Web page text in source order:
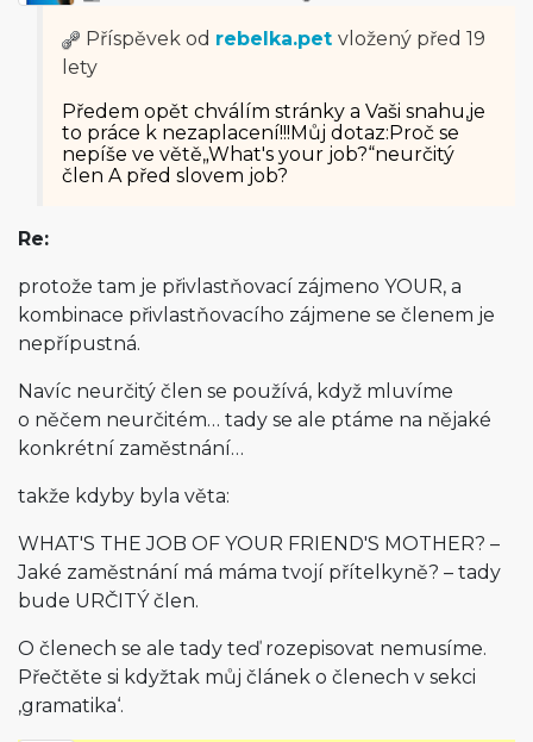
Příspěvek od rebelka.pet vložený před 19
lety
Předem opět chválím stránky a Vaši snahu,je
to práce k nezaplacení!!!Můj dotaz:Proč se
nepíše ve větě„What's your job?“neurčitý
člen A před slovem job?
Re:
protože tam je přivlastňovací zájmeno YOUR, a
kombinace přivlastňovacího zájmene se členem je
nepřípustná.
Navíc neurčitý člen se používá, když mluvíme
o něčem neurčitém… tady se ale ptáme na nějaké
konkrétní zaměstnání…
takže kdyby byla věta:
WHAT'S THE JOB OF YOUR FRIEND'S MOTHER? –
Jaké zaměstnání má máma tvojí přítelkyně? – tady
bude URČITÝ člen.
O členech se ale tady teď rozepisovat nemusíme.
Přečtěte si kdyžtak můj článek o členech v sekci
‚gramatika‘.